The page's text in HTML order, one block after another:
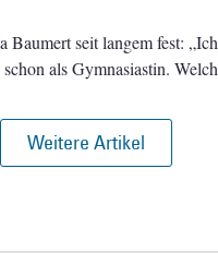
Baumert seit langem fest:
als Gymnasiastin.
Weitere Artikel